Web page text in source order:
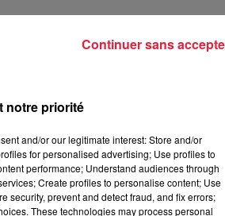
20 à 25%
a un coût.
sociale.
notre priorité
and/or our legitimate interest: Store and/or
for personalised advertising; Use profiles to
performance; Understand audiences through
Create profiles to personalise content; Use
security, prevent and detect fraud, and fix errors;
These technologies may process personal
Continuer sans